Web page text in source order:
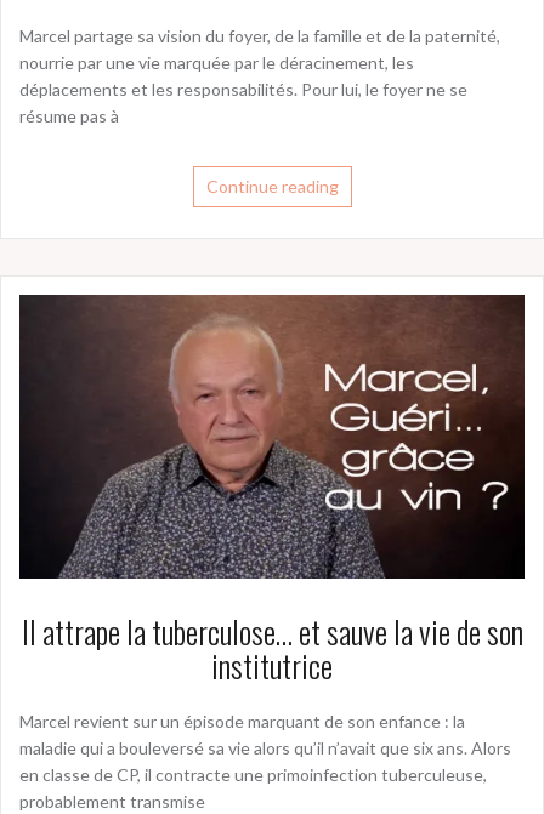
Marcel partage sa vision du foyer, de la famille et de la paternité,
nourrie par une vie marquée par le déracinement, les
déplacements et les responsabilités. Pour lui, le foyer ne se
résume pas à
Continue reading
Il attrape la tuberculose… et sauve la vie de son
institutrice
Marcel revient sur un épisode marquant de son enfance : la
maladie qui a bouleversé sa vie alors qu’il n’avait que six ans. Alors
en classe de CP, il contracte une primoinfection tuberculeuse,
probablement transmise